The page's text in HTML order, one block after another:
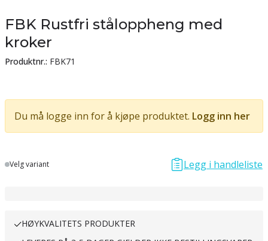
FBK Rustfri ståloppheng med
kroker
Produktnr.: FBK71
Du må logge inn for å kjøpe produktet. Logg inn her
Lager
Velg variant Legg i handleliste
HØYKVALITETS PRODUKTER